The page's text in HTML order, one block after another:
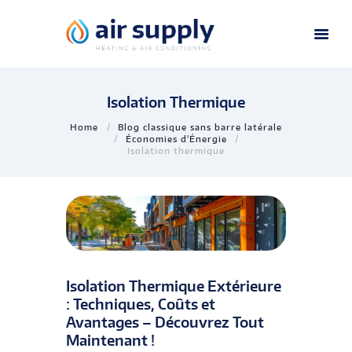
Isolation Thermique
Home
Blog classique sans barre latérale
Économies d'Énergie
Isolation thermique
Isolation Thermique Extérieure
: Techniques, Coûts et
Avantages – Découvrez Tout
Maintenant !